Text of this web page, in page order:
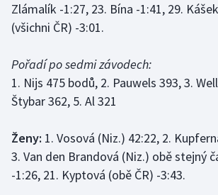
Short track
Sportovní střelba
Stolní tenis
Veslování
Zlámalík -1:27, 23. Bína -1:41, 29.
(všichni ČR) -3:01.
Pořadí po sedmi závodech:
1. Nijs 475 bodů, 2. Pauwels 393, 3.
Štybar 362, 5. Al 321
Ženy: 1. Vosová (Niz.) 42:22, 2.
3. Van den Brandová (Niz.) obě stejný
-1:26, 21. Kyptová (obě ČR) -3:43.